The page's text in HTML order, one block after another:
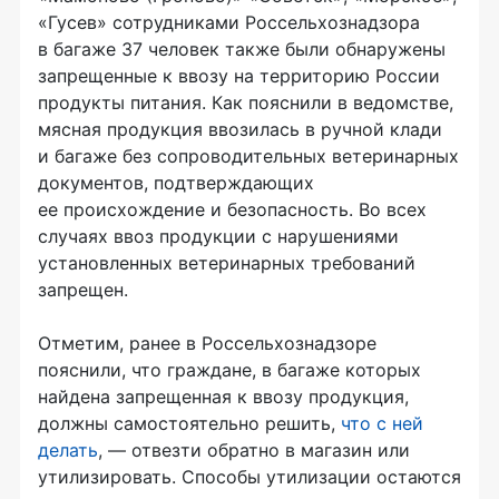
«Гусев» сотрудниками Россельхознадзора
в багаже 37 человек также были обнаружены
запрещенные к ввозу на территорию России
продукты питания. Как пояснили в ведомстве,
мясная продукция ввозилась в ручной клади
и багаже без сопроводительных ветеринарных
документов, подтверждающих
ее происхождение и безопасность. Во всех
случаях ввоз продукции с нарушениями
установленных ветеринарных требований
запрещен.
Отметим, ранее в Россельхознадзоре
пояснили, что граждане, в багаже которых
найдена запрещенная к ввозу продукция,
должны самостоятельно решить, что с ней
делать, — отвезти обратно в магазин или
утилизировать. Способы утилизации остаются